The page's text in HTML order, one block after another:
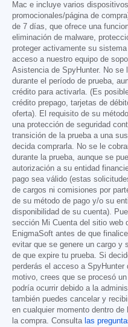
Mac e incluye varios
promocionales/página de
de 7 días, que ofrece una
eliminación de malware,
proteger activamente su
acceso a nuestro equipo de
Asistencia de SpyHunter. No se
durante el período de prueba,
crédito para activarla. (Es
crédito prepago, tarjetas de
oferta). El requisito de su
una protección de seguridad
transición de la prueba a una
decida comprarla. No se le
durante la prueba, aunque se
autorización a su entidad
pago sea válido (estas
de cargos ni comisiones por
de su método de pago y/o su
disponibilidad de su cuenta).
sección Mi Cuenta del sitio web
EnigmaSoft antes de que
evitar que se genere un cargo y
de que expire tu prueba. Si
perderás el acceso a
motivo, crees que se procesó
podría ocurrir debido a la
también puedes cancelar y
en cualquier momento dentro
la compra. Consulta las